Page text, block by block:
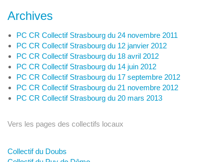
Archives
PC CR Collectif Strasbourg du 24 novembre 2011
PC CR Collectif Strasbourg du 12 janvier 2012
PC CR Collectif Strasbourg du 18 avril 2012
PC CR Collectif Strasbourg du 14 juin 2012
PC CR Collectif Strasbourg du 17 septembre 2012
PC CR Collectif Strasbourg du 21 novembre 2012
PC CR Collectif Strasbourg du 20 mars 2013
Vers les pages des collectifs locaux
Collectif du Doubs